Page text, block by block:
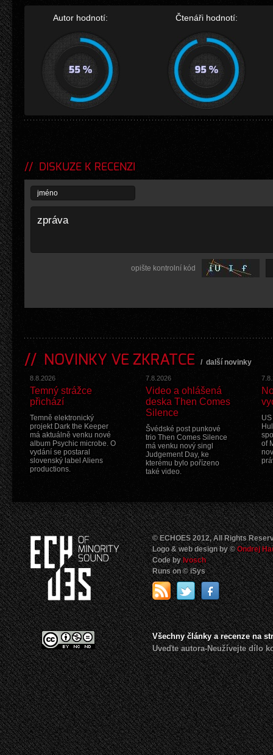
Autor hodnotí: Čtenáři hodnotí:
DISKUZE K RECENZI
opište kontrolní kód
NOVINKY VE ZKRATCE / další novinky
8.8.2026
Temný strážce
přichází
Temně elektronický
projekt Dark the Keeper
má aktuálně venku nové
album Psychic microbe. O
vydání se postaral
slovenský label Aliens
productions.
7.8.2026
Video a ohlášená
deska Then Comes
Silence
Švédské post punkové
trio Then Comes Silence
má venku nový singl
Judgement Day, ke
kterému bylo pořízeno
také video.
of
© ECHOES 2012, All Rights
Logo & web design by ©Ondrej
Code by Ivosch
Runs on © iSys
Všechny články a recenze na
Uveďte autora-Neužívejte dílo